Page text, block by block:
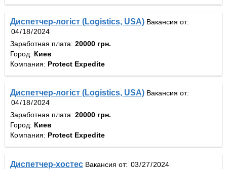
Диспетчер-логіст (Logistics, USA) Вакансия от:
Заработная плата: 20000 грн.
Город: Киев
Компания: Protect Expedite
Диспетчер-логіст (Logistics, USA) Вакансия от:
Заработная плата: 20000 грн.
Город: Киев
Компания: Protect Expedite
Диспетчер-хостес Вакансия от: